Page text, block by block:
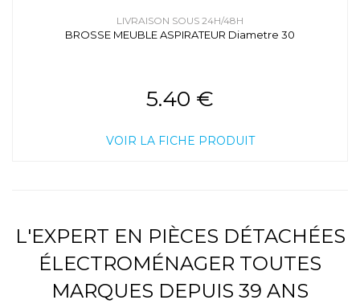
LIVRAISON SOUS 24H/48H
BROSSE MEUBLE ASPIRATEUR Diametre 30
5.40 €
VOIR LA FICHE PRODUIT
L'EXPERT EN PIÈCES DÉTACHÉES
ÉLECTROMÉNAGER TOUTES
MARQUES DEPUIS 39 ANS